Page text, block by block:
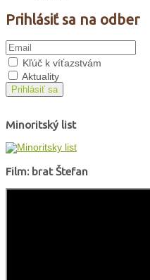
Prihlásiť sa na odber
Kľúč k víťazstvám
Aktuality
Prihlásiť sa
Minoritský list
Film: brat Štefan